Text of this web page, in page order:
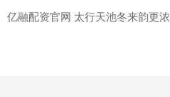
亿融配资官网 太行天池冬来韵更浓